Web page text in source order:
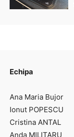
Echipa
Ana Maria Bujor
Ionut POPESCU
Cristina ANTAL
Anda MILITARU